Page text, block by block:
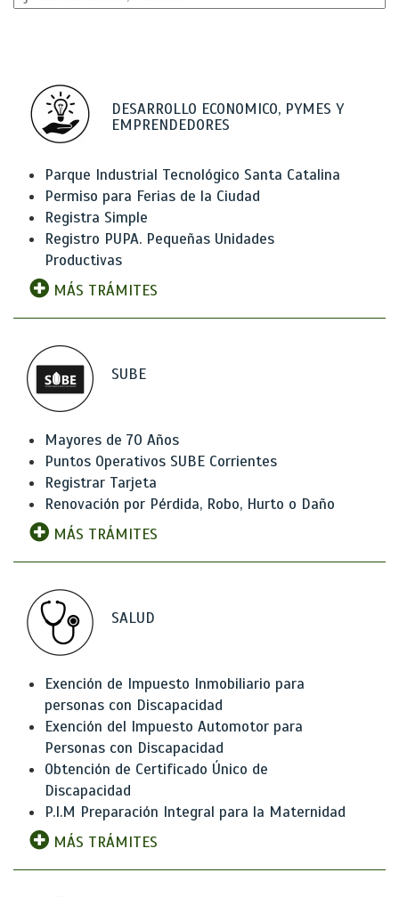
DESARROLLO ECONOMICO, PYMES Y
EMPRENDEDORES
Parque Industrial Tecnológico Santa Catalina
Permiso para Ferias de la Ciudad
Registra Simple
Registro PUPA. Pequeñas Unidades
Productivas
MÁS TRÁMITES
SUBE
Mayores de 70 Años
Puntos Operativos SUBE Corrientes
Registrar Tarjeta
Renovación por Pérdida, Robo, Hurto o Daño
MÁS TRÁMITES
SALUD
Exención de Impuesto Inmobiliario para
personas con Discapacidad
Exención del Impuesto Automotor para
Personas con Discapacidad
Obtención de Certificado Único de
Discapacidad
P.I.M Preparación Integral para la Maternidad
MÁS TRÁMITES